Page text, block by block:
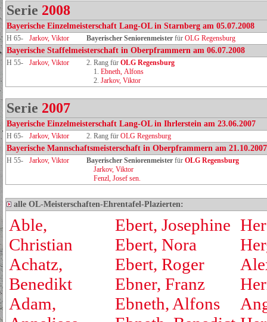
Serie 2008
Bayerische Einzelmeisterschaft Lang-OL in Starnberg am 05.07.2008
H 65- Jarkov, Viktor Bayerischer Seniorenmeister für OLG Regensburg
Bayerische Staffelmeisterschaft in Oberpframmern am 06.07.2008
H 55- Jarkov, Viktor 2. Rang für OLG Regensburg
1. Ebneth, Alfons
2. Jarkov, Viktor
Serie 2007
Bayerische Einzelmeisterschaft Lang-OL in Ihrlerstein am 23.06.2007
H 65- Jarkov, Viktor 2. Rang für OLG Regensburg
Bayerische Mannschaftsmeisterschaft in Oberpframmern am 21.10.2007
H 55- Jarkov, Viktor Bayerischer Seniorenmeister für OLG Regensburg
Jarkov, Viktor
Fenzl, Josef sen.
alle OL-Meisterschaften-Ehrentafel-Plazierten:
Able,
Christian
Achatz,
Benedikt
Adam,
Ebert, Josephine
Ebert, Nora
Ebert, Roger
Ebner, Franz
Ebneth, Alfons